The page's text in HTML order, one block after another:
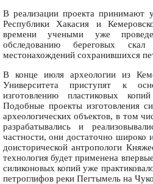
В реализации проекта принимают
Республики Хакасия и
времени учеными уже
обследованию береговых
местонахождений сохранившихся
В конце июля археологии из
Университета приступят к
изготовлению пластиковых
Подобные проекты изготовления
археологических объектов, в том
разрабатывались и
частности, они достаточно широко
доисторической антропологи
технология будет применена
силиконовых копий уже
петроглифов реки Пегтымель на